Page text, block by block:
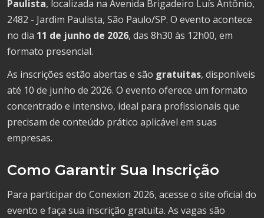
Paulista, localizada na Avenida Brigadeiro Luís Antônio,
2482 - Jardim Paulista, São Paulo/SP. O evento acontece
no dia 11 de junho de 2026, das 8h30 às 12h00, em
formato presencial.
As inscrições estão abertas e são gratuitas, disponíveis
até 10 de junho de 2026. O evento oferece um formato
concentrado e intensivo, ideal para profissionais que
precisam de conteúdo prático aplicável em suas
empresas.
Como Garantir Sua Inscrição
Para participar do Conexion 2026, acesse o site oficial do
evento e faça sua inscrição gratuita. As vagas são